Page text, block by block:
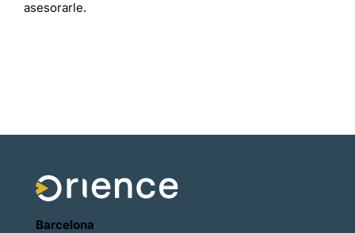
asesorarle.
Barcelona